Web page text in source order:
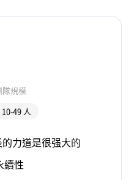
隊規模
10-49 人
力道是很强大的
續性